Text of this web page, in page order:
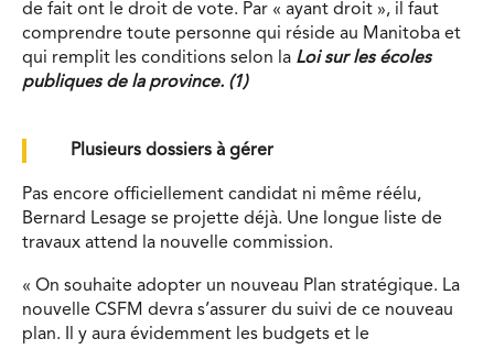
de fait ont le droit de vote. Par « ayant droit », il faut
comprendre toute personne qui réside au Manitoba et
qui remplit les conditions selon la Loi sur les écoles
publiques de la province. (1)
Plusieurs dossiers à gérer
Pas encore officiellement candidat ni même réélu,
Bernard Lesage se projette déjà. Une longue liste de
travaux attend la nouvelle commission.
« On souhaite adopter un nouveau Plan stratégique. La
nouvelle CSFM devra s’assurer du suivi de ce nouveau
plan. Il y aura évidemment les budgets et le